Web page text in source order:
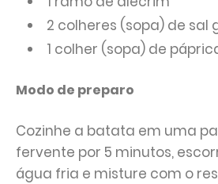
2 colheres (sopa) de sal
1 colher (sopa) de
Modo de preparo
Cozinhe a batata em uma
fervente por 5 minutos,
água fria e misture com o